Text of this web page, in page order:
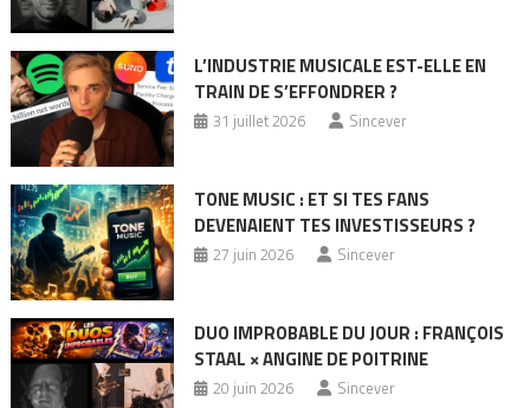
L’INDUSTRIE MUSICALE EST-ELLE EN
TRAIN DE S’EFFONDRER ?
31 juillet 2026 Sincever
TONE MUSIC : ET SI TES FANS
DEVENAIENT TES INVESTISSEURS ?
27 juin 2026 Sincever
DUO IMPROBABLE DU JOUR : FRANÇOIS
STAAL × ANGINE DE POITRINE
20 juin 2026 Sincever